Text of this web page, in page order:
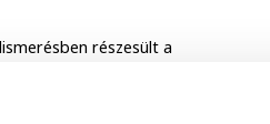
részesült a